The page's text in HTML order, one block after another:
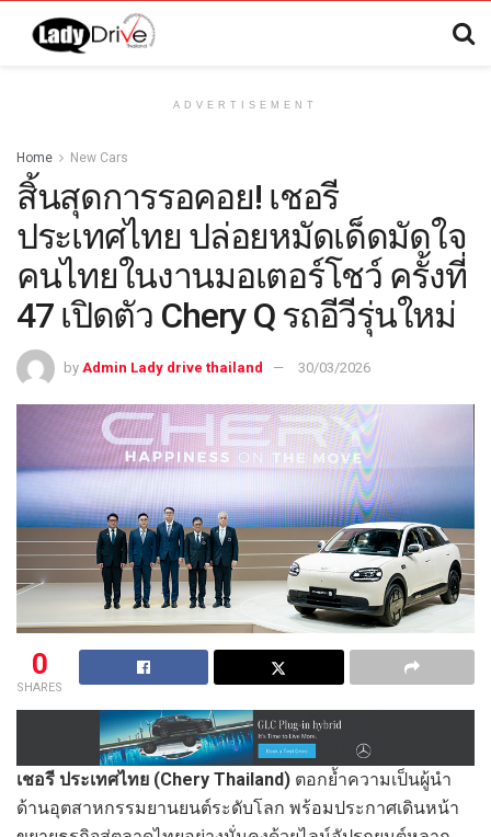
ADVERTISEMENT
Home New Cars
สิ้นสุดการรอคอย! เชอรี
ประเทศไทย ปล่อยหมัดเด็ดมัดใจ
คนไทยในงานมอเตอร์โชว์ ครั้งที่
47 เปิดตัว Chery Q รถอีวีรุ่นใหม่
by Admin Lady drive thailand 30/03/2026
0
SHARES
เชอรี ประเทศไทย (Chery Thailand) ตอกย้ำความเป็นผู้นำ
ด้านอุตสาหกรรมยานยนต์ระดับโลก พร้อมประกาศเดินหน้า